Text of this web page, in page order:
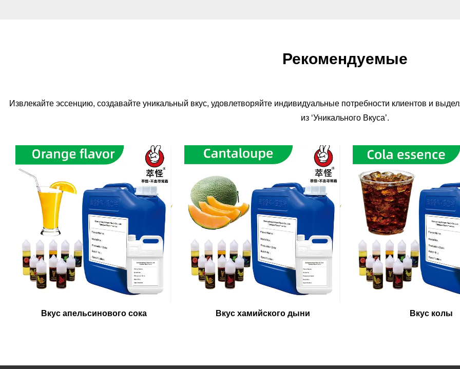
Рекомендуемые
Извлекайте эссенцию, создавайте уникальный вкус, удовлетворяйте индивидуальные потребности клиентов и
из ‘Уникального Вкуса’.
Вкус апельсинового сока Вкус хамийского дыни Вкус колы